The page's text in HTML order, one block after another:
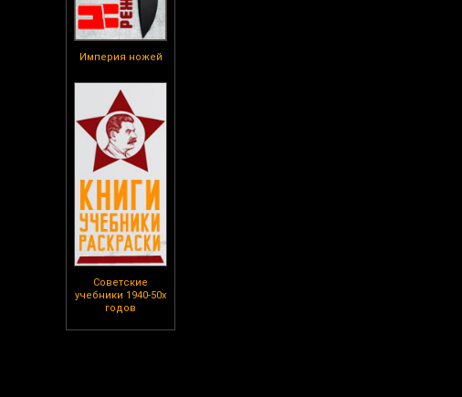
Империя ножей
Советские
учебники 1940-50х
годов